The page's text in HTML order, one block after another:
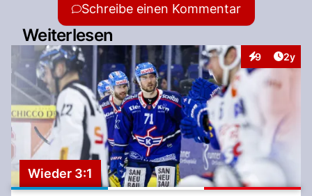
Schreibe einen Kommentar
Weiterlesen
9
Interaktionen
2y
Wieder 3:1